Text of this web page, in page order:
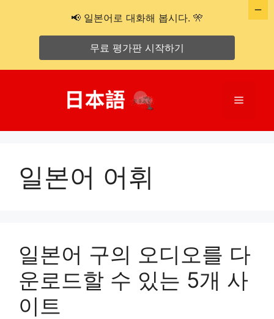
메
일본어 어휘
일본어 구의 오디오를 다
운로드할 수 있는 5개 사
이트
📢 일본어로 대화해 봅시다. 🎌
무료 평가판 시작하기